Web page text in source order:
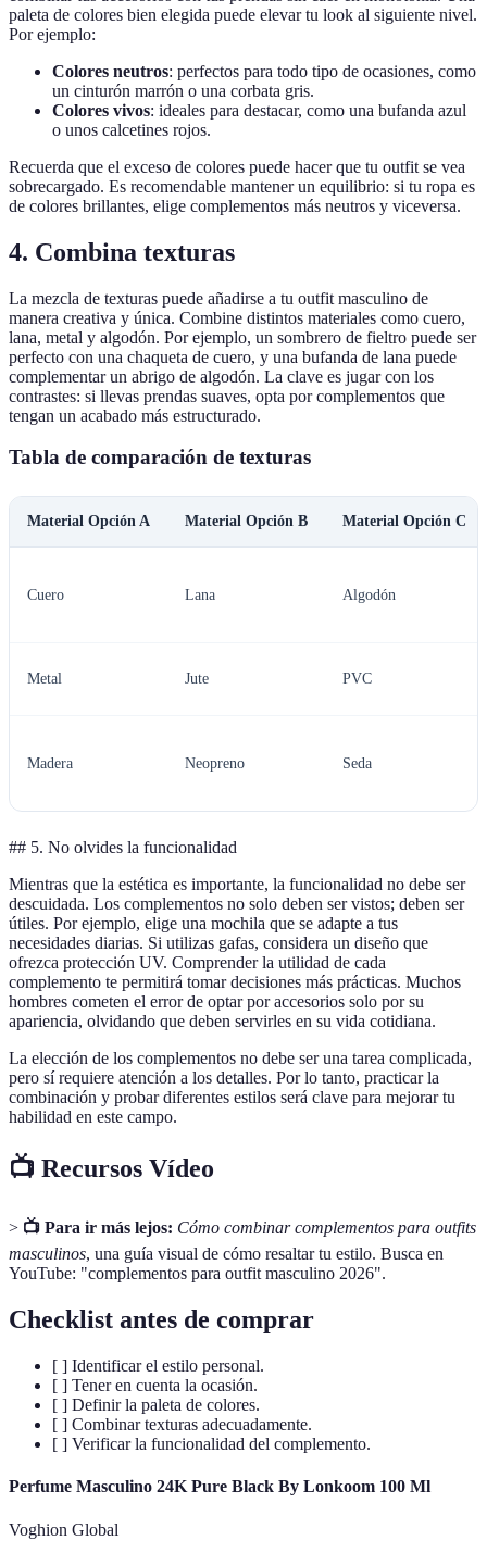
paleta de colores bien elegida puede elevar tu look al siguiente nivel.
Por ejemplo:
Colores neutros: perfectos para todo tipo de ocasiones, como
un cinturón marrón o una corbata gris.
Colores vivos: ideales para destacar, como una bufanda azul
o unos calcetines rojos.
Recuerda que el exceso de colores puede hacer que tu outfit se vea
sobrecargado. Es recomendable mantener un equilibrio: si tu ropa es
de colores brillantes, elige complementos más neutros y viceversa.
4. Combina texturas
La mezcla de texturas puede añadirse a tu outfit masculino de
manera creativa y única. Combine distintos materiales como cuero,
lana, metal y algodón. Por ejemplo, un sombrero de fieltro puede ser
perfecto con una chaqueta de cuero, y una bufanda de lana puede
complementar un abrigo de algodón. La clave es jugar con los
contrastes: si llevas prendas suaves, opta por complementos que
tengan un acabado más estructurado.
Tabla de comparación de texturas
Material Opción A Material Opción B Material Opción C
Cuero Lana Algodón
Metal Jute PVC
Madera Neopreno Seda
## 5. No olvides la funcionalidad
Mientras que la estética es importante, la funcionalidad no debe ser
descuidada. Los complementos no solo deben ser vistos; deben ser
útiles. Por ejemplo, elige una mochila que se adapte a tus
necesidades diarias. Si utilizas gafas, considera un diseño que
ofrezca protección UV. Comprender la utilidad de cada
complemento te permitirá tomar decisiones más prácticas. Muchos
hombres cometen el error de optar por accesorios solo por su
apariencia, olvidando que deben servirles en su vida cotidiana.
La elección de los complementos no debe ser una tarea complicada,
pero sí requiere atención a los detalles. Por lo tanto, practicar la
combinación y probar diferentes estilos será clave para mejorar tu
habilidad en este campo.
📺 Recursos Vídeo
> 📺 Para ir más lejos: Cómo combinar complementos para outfits
masculinos, una guía visual de cómo resaltar tu estilo. Busca en
YouTube: "complementos para outfit masculino 2026".
Checklist antes de comprar
[ ] Identificar el estilo personal.
[ ] Tener en cuenta la ocasión.
[ ] Definir la paleta de colores.
[ ] Combinar texturas adecuadamente.
[ ] Verificar la funcionalidad del complemento.
Perfume Masculino 24K Pure Black By Lonkoom 100 Ml
Voghion Global